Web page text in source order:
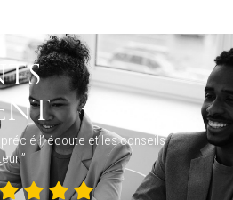
l’ écoute et les conseils